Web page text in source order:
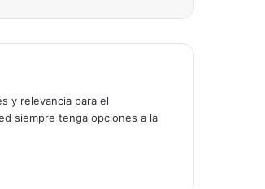
y relevancia para el
siempre tenga opciones a la